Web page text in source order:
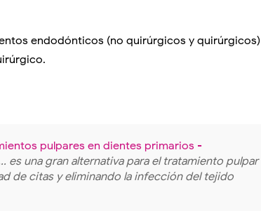
endodónticos (no quirúrgicos y quirúrgicos)
pulpares en dientes primarios -
es una gran alternativa para el tratamiento pulpar
de citas y eliminando la infección del tejido